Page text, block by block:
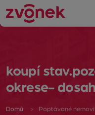
koupí
okrese-
Domů Poptávané